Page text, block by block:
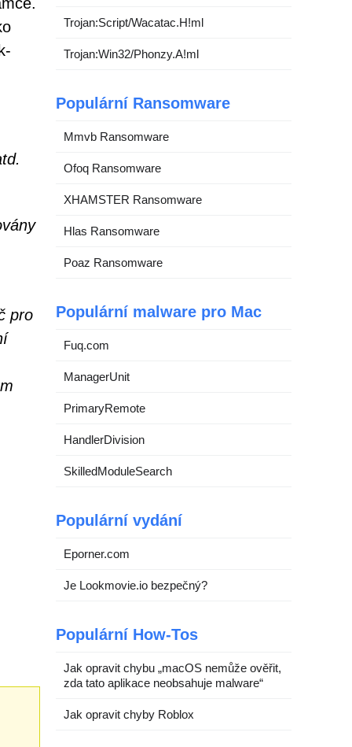
pro
Trojan:Script/Wacatac.H!ml
Trojan:Win32/Phonzy.A!ml
Populární Ransomware
Mmvb Ransomware
Ofoq Ransomware
XHAMSTER Ransomware
Hlas Ransomware
Poaz Ransomware
Populární malware pro Mac
Fuq.com
ManagerUnit
PrimaryRemote
HandlerDivision
SkilledModuleSearch
Populární vydání
Eporner.com
Je Lookmovie.io bezpečný?
Populární How-Tos
Jak opravit chybu „macOS nemůže ověřit,
zda tato aplikace neobsahuje malware“
Jak opravit chyby Roblox